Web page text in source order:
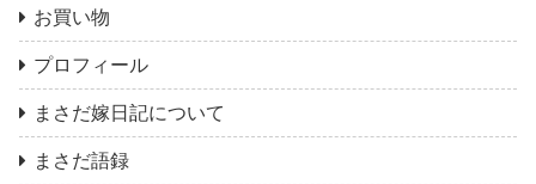
お買い物
プロフィール
まさだ嫁日記について
まさだ語録